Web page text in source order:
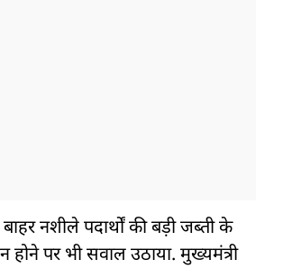
नशीले पदार्थों की बड़ी जब्ती के
होने पर भी सवाल उठाया. मुख्यमंत्री